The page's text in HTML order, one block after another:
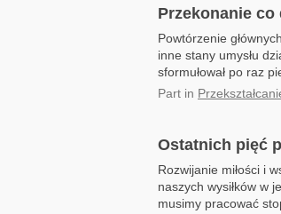
Przekonanie co
Powtórzenie
inne stany umysłu
sformułował po raz
Part in
Ostatnich pięć
Rozwijanie miłości i
naszych wysiłków w
musimy pracować